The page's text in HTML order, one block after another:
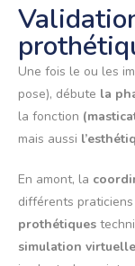
Une fois le ou les
pose), débute la
la fonction
mais aussi
En amont, la
différents
prothétiques
simulation virtuelle